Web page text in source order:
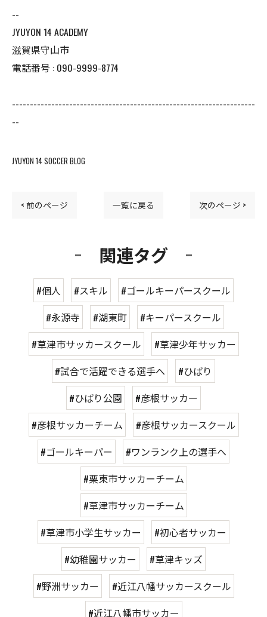
--
JYUYON 14 ACADEMY
滋賀県守山市
電話番号 : 090-9999-8774
--------------------------------------------------------------------
--
JYUYON 14 SOCCER BLOG
< 前のページ 一覧に戻る 次のページ >
関連タグ
#個人 #スキル
#ゴールキーパースクール
#永源寺
#湖東町
#キーパースクール
#草津市サッカースクール
#草津少年サッカー
#試合で活躍できる選手へ
#ひばり
#ひばり公園
#彦根サッカー
#彦根サッカーチーム
#彦根サッカースクール
#ゴールキーパー
#ワンランク上の選手へ
#栗東市サッカーチーム
#草津市サッカーチーム
#草津市小学生サッカー
#初心者サッカー
#幼稚園サッカー
#草津キッズ
#野洲サッカー
#近江八幡サッカースクール
#近江八幡市サッカー